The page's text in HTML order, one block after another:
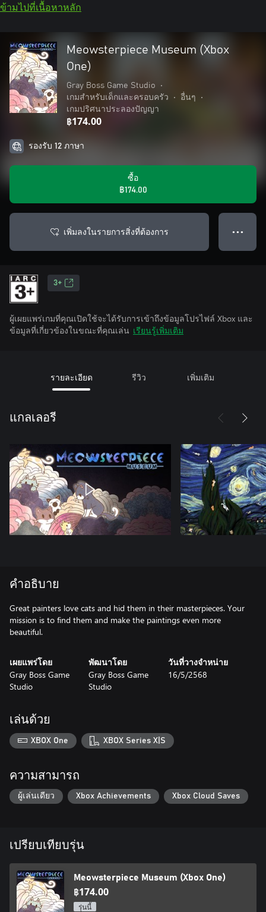
ข้ามไปที่เนื้อหาหลัก
Meowsterpiece Museum (Xbox
One)
Gray Boss Game Studio
•
เกมสำหรับเด็กและครอบครัว
• อื่นๆ
•
เกมปริศนาประลองปัญญา
฿174.00
รองรับ 12 ภาษา
ซื้อ
฿174.00
เพิ่มลงในรายการสิ่งที่ต้องการ ● ● ●
3+
ผู้เผยแพร่เกมที่คุณเปิดใช้จะได้รับการเข้าถึงข้อมูลโปรไฟล์ Xbox และ
ข้อมูลที่เกี่ยวข้องในขณะที่คุณเล่น เรียนรู้เพิ่มเติม
รายละเอียด รีวิว เพิ่มเติม
แกลเลอรี
คำอธิบาย
Great painters love cats and hid them in their masterpieces. Your
mission is to find them and make the paintings even more
beautiful.
เผยแพร่โดย
Gray Boss Game
Studio
พัฒนาโดย
Gray Boss Game
Studio
วันที่วางจำหน่าย
16/5/2568
เล่นด้วย
XBOX One XBOX Series X|S
ความสามารถ
ผู้เล่นเดียว Xbox Achievements Xbox Cloud Saves
เปรียบเทียบรุ่น
Meowsterpiece Museum (Xbox One)
฿174.00
รุ่นนี้